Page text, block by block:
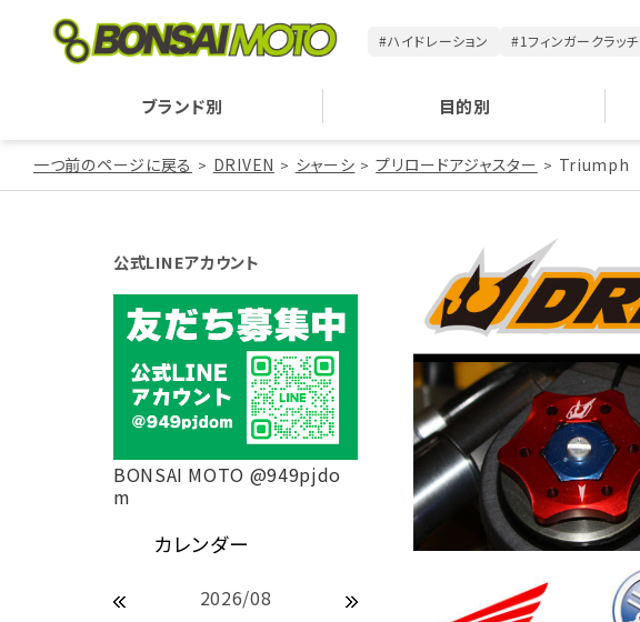
#ハイドレーション #1フィンガークラッチ
ブランド別 目的別
一つ前のページに戻る DRIVEN シャーシ プリロードアジャスター Triumph
公式LINEアカウント
BONSAI MOTO @949pjdo
m
2026/08